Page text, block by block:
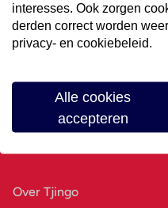
Over Tjingo
interesses. Ook zorgen
derden correct worden
privacy- en cookiebeleid.
Alle cookies
accepteren